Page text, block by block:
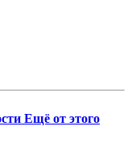
Ещё от этого